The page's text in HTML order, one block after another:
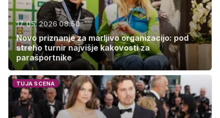
17. 05. 2026 08.50
Novo priznanje za marljivo organizacijo: pod
streho turnir najvišje kakovosti za
parašportnike
TUJA SCENA